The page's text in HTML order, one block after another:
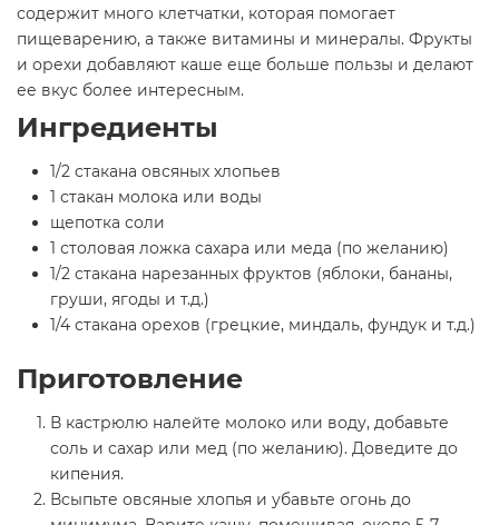
содержит много клетчатки, которая помогает
пищеварению, а также витамины и минералы. Фрукты
и орехи добавляют каше еще больше пользы и делают
ее вкус более интересным.
Ингредиенты
1/2 стакана овсяных хлопьев
1 стакан молока или воды
щепотка соли
1 столовая ложка сахара или меда (по желанию)
1/2 стакана нарезанных фруктов (яблоки, бананы,
груши, ягоды и т.д.)
1/4 стакана орехов (грецкие, миндаль, фундук и т.д.)
Приготовление
В кастрюлю налейте молоко или воду, добавьте
соль и сахар или мед (по желанию). Доведите до
кипения.
Всыпьте овсяные хлопья и убавьте огонь до